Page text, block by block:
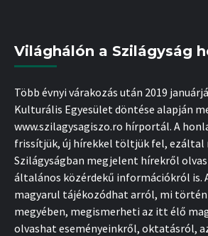
Világhálón a Szilágyság
Több évnyi várakozás után 2019
Kulturális Egyesület döntése alapján
www.szilagysagiszo.ro hírportál. A
frissítjük, új hírekkel töltjük fel, ezáltal
Szilágyságban megjelent hírekről
általános közérdekű információkról is.
magyarul tájékozódhat arról, mi
megyében, megismerheti az itt élő
olvashat eseményeinkről, oktatásról,